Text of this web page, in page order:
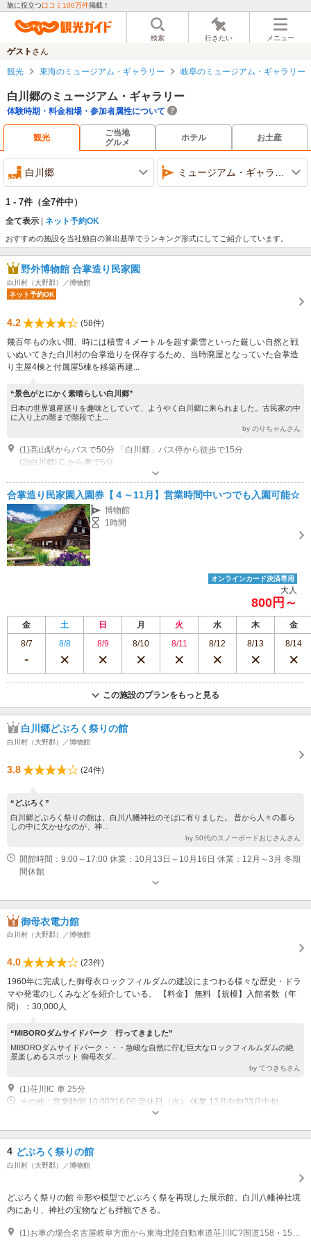
旅に役立つ口コミ100万件掲載！
検索 行きたい メニュー
ゲスト さん
観光 東海のミュージアム・ギャラリー 岐阜のミュージアム・ギャラリー
白川郷のミュージアム・ギャラリー
体験時期・料金相場・参加者属性について
観光
ご当地
グルメ
ホテル お土産
白川郷 ミュージアム・ギャラリー
1 - 7件 （全7件中）
全て表示 ネット予約OK
おすすめの施設を当社独自の算出基準でランキング形式にしてご紹介しています。
野外博物館 合掌造り民家園
白川村（大野郡）／博物館
ネット予約OK
4.2
(58件)
幾百年もの永い間、時には積雪４メートルを超す豪雪といった厳しい自然と戦
いぬいてきた白川村の合掌造りを保存するため、当時廃屋となっていた合掌造
り主屋4棟と付属屋5棟を移築再建...
“景色がとにかく素晴らしい白川郷”
日本の世界遺産巡りを趣味としていて、ようやく白川郷に来られました。古民家の中
に入り上の階まで階段で上...
by のりちゃんさん
(1)高山駅からバスで50分 「白川郷」バス停から徒歩で15分
(2)白川郷I.C.から車で5分
開館時間：3月1日～11月30日 8:40～17:00 開館時間：12月1日～2月29
日の場合は前日）
近隣駐車場あり（有料）200台 村営せせらぎ公園駐車場 駐車料金（普通車）1,000円 営業時間 8:00～17:00 ※世界遺産集落内は車両進入禁止のため、自家用車でお越しの際はこちらの駐車場をご利用いただくのが便利です。
合掌造り民家園入園券【４～11月】営業時間中いつでも入園可能☆
博物館
1時間
オンラインカード決済専用
大人
800円～
金 土 日 月 火 水 木
金
8/7
8/8 8/9 8/10 8/11 8/12 8/13 8/14
この施設のプランをもっと見る
白川郷どぶろく祭りの館
白川村（大野郡）／博物館
3.8 (24件)
“どぶろく”
白川郷どぶろく祭りの館は、白川八幡神社のそばに有りました。 昔から人々の暮ら
しの中に欠かせなのが、神...
by 50代のスノーボードおじさんさん
開館時間：9:00～17:00 休業：10月13日～10月16日 休業：12月～3月 冬期
間休館
御母衣電力館
白川村（大野郡）／博物館
4.0
(23件)
1960年に完成した御母衣ロックフィルダムの建設にまつわる様々な歴史・ドラ
マや発電のしくみなどを紹介している。 【料金】 無料 【規模】入館者数（年
間）：30,000人
“MIBOROダムサイドパーク 行ってきました”
MIBOROダムサイドパーク・・・急峻な自然に佇む巨大なロックフィルムダムの絶
景楽しめるスポット 御母衣ダ...
by てつきちさん
(1)荘川IC 車 25分
その他：営業時間 10:00?16:00 定休日（水） 休業 12月中旬?3月中旬
4 どぶろく祭りの館
白川村（大野郡）／博物館
どぶろく祭りの館 ※形や模型でどぶろく祭を再現した展示館。白川八幡神社境
内にあり、神社の宝物なども拝観できる。
(1)お車の場合名古屋岐阜方面から東海北陸自動車道荘川IC?国道158・156号線松本・高山方面から東海北陸自動車道白川郷IC?国道156号線富山・金沢・北陸自動車道方面からは東海北陸自動車道五箇山IC?国道156号線公共交通機関の場合JR高山線高山駅より （濃飛・北陸鉄道バス50?60分）JR北陸本線金沢駅より （濃飛・北陸鉄道バス75分）JR東海道本線名古屋駅 （岐阜バス165分）JR北陸本線高岡駅より （加越能バス141分）